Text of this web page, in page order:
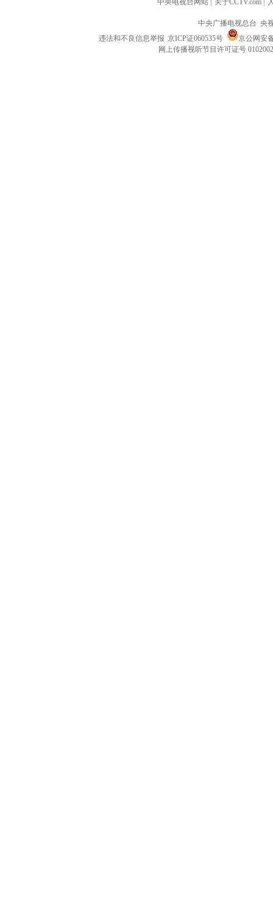
中央电视台网站 关于CCTV.com
中央广播电视总台 央
违法和不良信息举报 京ICP证060535号
京公网安
网上传播视听节目许可证号